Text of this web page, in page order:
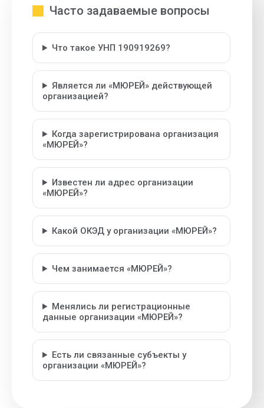
Часто задаваемые вопросы
Что такое УНП 190919269?
Является ли «МЮРЕЙ» действующей
организацией?
Когда зарегистрирована организация
«МЮРЕЙ»?
Известен ли адрес организации
«МЮРЕЙ»?
Какой ОКЭД у организации «МЮРЕЙ»?
Чем занимается «МЮРЕЙ»?
Менялись ли регистрационные
данные организации «МЮРЕЙ»?
Есть ли связанные субъекты у
организации «МЮРЕЙ»?